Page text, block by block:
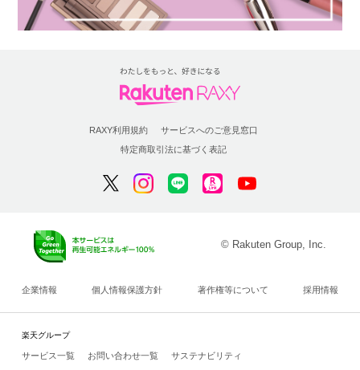
RAXY利用規約
サービスへのご意見窓口
特定商取引法に基づく表記
© Rakuten Group, Inc.
企業情報 個人情報保護方針 著作権等について 採用情報
楽天グループ
サービス一覧 お問い合わせ一覧 サステナビリティ